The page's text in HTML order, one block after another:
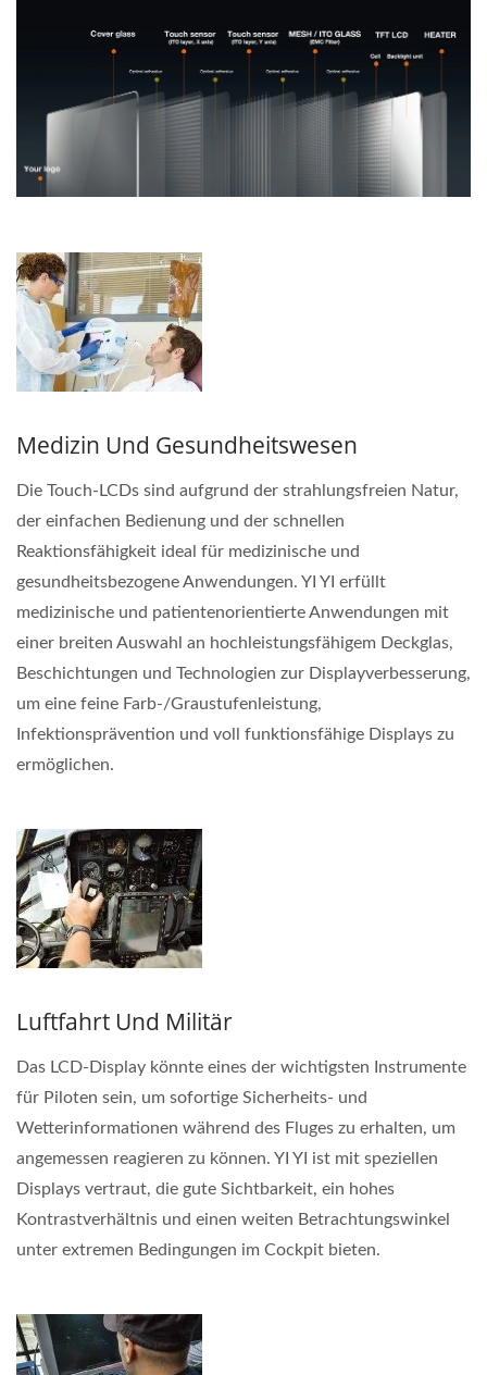
Medizin Und Gesundheitswesen
Die Touch-LCDs sind aufgrund der strahlungsfreien Natur,
der einfachen Bedienung und der schnellen
Reaktionsfähigkeit ideal für medizinische und
gesundheitsbezogene Anwendungen. YI YI erfüllt
medizinische und patientenorientierte Anwendungen mit
einer breiten Auswahl an hochleistungsfähigem Deckglas,
Beschichtungen und Technologien zur Displayverbesserung,
um eine feine Farb-/Graustufenleistung,
Infektionsprävention und voll funktionsfähige Displays zu
ermöglichen.
Luftfahrt Und Militär
Das LCD-Display könnte eines der wichtigsten Instrumente
für Piloten sein, um sofortige Sicherheits- und
Wetterinformationen während des Fluges zu erhalten, um
angemessen reagieren zu können. YI YI ist mit speziellen
Displays vertraut, die gute Sichtbarkeit, ein hohes
Kontrastverhältnis und einen weiten Betrachtungswinkel
unter extremen Bedingungen im Cockpit bieten.